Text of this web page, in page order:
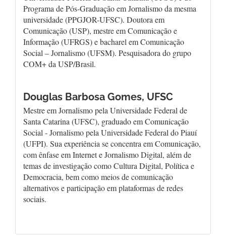
Programa de Pós-Graduação em Jornalismo da mesma
universidade (PPGJOR-UFSC). Doutora em
Comunicação (USP), mestre em Comunicação e
Informação (UFRGS) e bacharel em Comunicação
Social – Jornalismo (UFSM). Pesquisadora do grupo
COM+ da USP/Brasil.
Douglas Barbosa Gomes, UFSC
Mestre em Jornalismo pela Universidade Federal de
Santa Catarina (UFSC), graduado em Comunicação
Social - Jornalismo pela Universidade Federal do Piauí
(UFPI). Sua experiência se concentra em Comunicação,
com ênfase em Internet e Jornalismo Digital, além de
temas de investigação como Cultura Digital, Política e
Democracia, bem como meios de comunicação
alternativos e participação em plataformas de redes
sociais.